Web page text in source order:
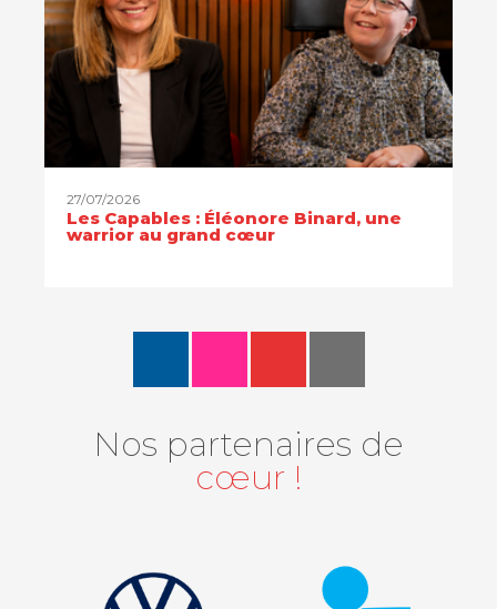
27/07/2026
Les Capables : Éléonore Binard, une
warrior au grand cœur
Nos partenaires de
cœur !